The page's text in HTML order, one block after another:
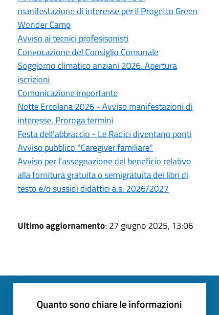
manifestazione di interesse per il Progetto Green
Wonder Camp
Avviso ai tecnici profesisonisti
Convocazione del Consiglio Comunale
Soggiorno climatico anziani 2026. Apertura
iscrizioni
Comunicazione importante
Notte Ercolana 2026 - Avviso manifestazioni di
interesse. Proroga termini
Festa dell'abbraccio - Le Radici diventano ponti
Avviso pubblico "Caregiver familiare"
Avviso per l’assegnazione del beneficio relativo
alla fornitura gratuita o semigratuita dei libri di
testo e/o sussidi didattici a.s. 2026/2027
Ultimo aggiornamento: 27 giugno 2025, 13:06
Quanto sono chiare le informazioni